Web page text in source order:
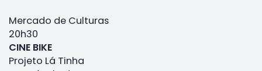
Mercado de Culturas
20h30
CINE BIKE
Projeto Lá Tinha